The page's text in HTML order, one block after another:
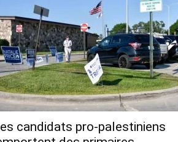
candidats pro-palestiniens